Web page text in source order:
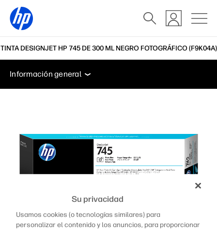
DESIGNJET HP 745 DE 300 ML NEGRO FOTOGRÁFICO (F9K04A)
Información general
Soporte
Información general
Su privacidad
Usamos cookies (o tecnologías similares) para
personalizar el contenido y los anuncios, para proporcionar